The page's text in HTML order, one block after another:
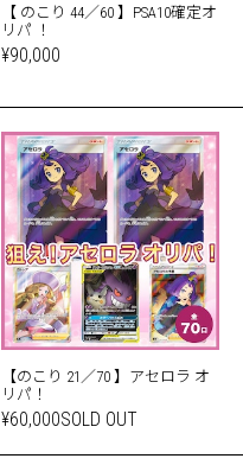
【 のこり 44／60 】PSA10確定オ
リパ ！
¥90,000
【のこり 21／70 】アセロラ オ
リパ！
¥60,000SOLD OUT